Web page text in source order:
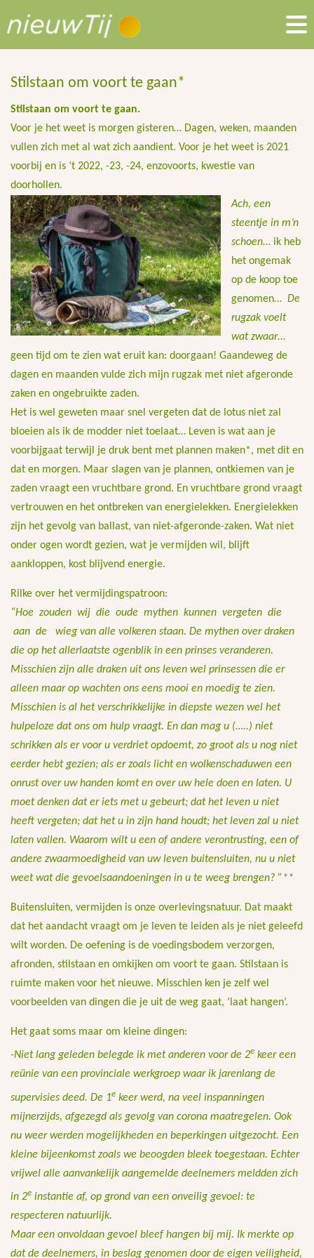
Stilstaan om voort te gaan*
Stilstaan om voort te gaan.
Voor je het weet is morgen gisteren… Dagen, weken, maanden
vullen zich met al wat zich aandient. Voor je het weet is 2021
voorbij en is ‘t 2022, -23, -24, enzovoorts, kwestie van
doorhollen.
Ach, een
steentje in m’n
schoen… ik heb
het ongemak
op de koop toe
genomen… De
rugzak voelt
wat zwaar…
geen tijd om te zien wat eruit kan: doorgaan! Gaandeweg de
dagen en maanden vulde zich mijn rugzak met niet afgeronde
zaken en ongebruikte zaden.
Het is wel geweten maar snel vergeten dat de lotus niet zal
bloeien als ik de modder niet toelaat… Leven is wat aan je
voorbijgaat terwijl je druk bent met plannen maken*, met dit en
dat en morgen. Maar slagen van je plannen, ontkiemen van je
zaden vraagt een vruchtbare grond. En vruchtbare grond vraagt
vertrouwen en het ontbreken van energielekken. Energielekken
zijn het gevolg van ballast, van niet-afgeronde-zaken. Wat niet
onder ogen wordt gezien, wat je vermijden wil, blijft
aankloppen, kost blijvend energie.
Rilke over het vermijdingspatroon:
“Hoe zouden wij die oude mythen kunnen vergeten die
aan de wieg van alle volkeren staan. De mythen over draken
die op het allerlaatste ogenblik in een prinses veranderen.
Misschien zijn alle draken uit ons leven wel prinsessen die er
alleen maar op wachten ons eens mooi en moedig te zien.
Misschien is al het verschrikkelijke in diepste wezen wel het
hulpeloze dat ons om hulp vraagt. En dan mag u (…..) niet
schrikken als er voor u verdriet opdoemt, zo groot als u nog niet
eerder hebt gezien; als er zoals licht en wolkenschaduwen een
onrust over uw handen komt en over uw hele doen en laten. U
moet denken dat er iets met u gebeurt; dat het leven u niet
heeft vergeten; dat het u in zijn hand houdt; het leven zal u niet
laten vallen. Waarom wilt u een of andere verontrusting, een of
andere zwaarmoedigheid van uw leven buitensluiten, nu u niet
weet wat die gevoelsaandoeningen in u te weeg brengen? ”**
Buitensluiten, vermijden is onze overlevingsnatuur. Dat maakt
dat het aandacht vraagt om je leven te leiden als je niet geleefd
wilt worden. De oefening is de voedingsbodem verzorgen,
afronden, stilstaan en omkijken om voort te gaan. Stilstaan is
ruimte maken voor het nieuwe. Misschien ken je zelf wel
voorbeelden van dingen die je uit de weg gaat, ‘laat hangen’.
Het gaat soms maar om kleine dingen:
-Niet lang geleden belegde ik met anderen voor de 2e keer een
reünie van een provinciale werkgroep waar ik jarenlang de
supervisies deed. De 1e keer werd, na veel inspanningen
mijnerzijds, afgezegd als gevolg van corona maatregelen. Ook
nu weer werden mogelijkheden en beperkingen uitgezocht. Een
kleine bijeenkomst zoals we beoogden bleek toegestaan. Echter
vrijwel alle aanvankelijk aangemelde deelnemers meldden zich
in 2e instantie af, op grond van een onveilig gevoel: te
respecteren natuurlijk.
Maar een onvoldaan gevoel bleef hangen bij mij. Ik merkte op
dat de deelnemers, in beslag genomen door de eigen veiligheid,